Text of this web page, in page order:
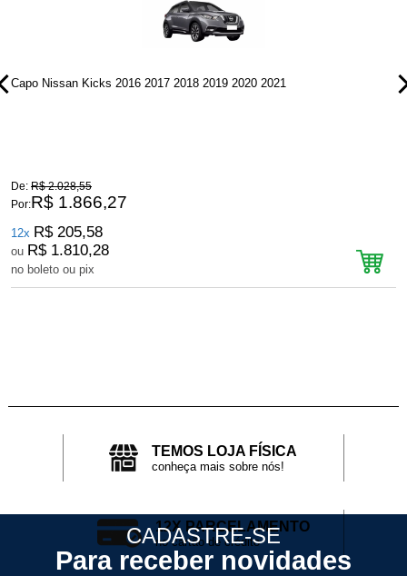
Capo Nissan Kicks 2016 2017 2018 2019 2020 2021
De: R$ 2.028,55
Por:R$ 1.866,27
12x R$ 205,58
ou R$ 1.810,28
no boleto ou pix
TEMOS LOJA FÍSICA
conheça mais sobre nós!
12X PARCELAMENTO
no cartão de crédito
CADASTRE-SE
Para receber novidades